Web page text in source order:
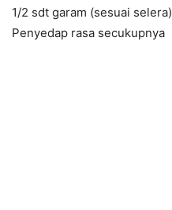
1/2 sdt garam (sesuai selera)
Penyedap rasa secukupnya